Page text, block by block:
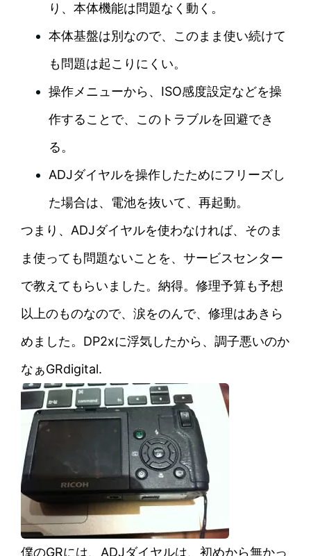
り、本体機能は問題なく動く。
本体基盤は別なので、このまま使い続けて
も問題は起こりにくい。
操作メニューから、ISO感度設定などを操
作することで、このトラブルを回避でき
る。
ADJダイヤルを操作したためにフリーズし
た場合は、電池を抜いて、再起動。
つまり、ADJダイヤルを使わなければ、そのま
ま使っても問題ないことを、サービスセンター
で教えてもらいました。納得。修理予算も予想
以上のものなので、涙をのんで、修理はあきら
めました。DP2xに浮気したから、調子悪いのか
なぁGRdigital.
僕のGRには、ADJダイヤルは、初めから無かっ